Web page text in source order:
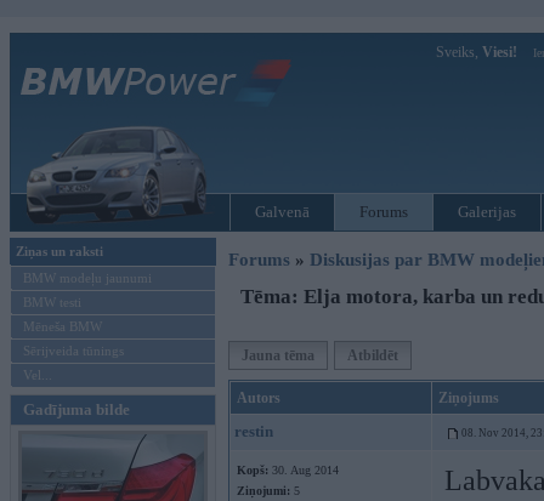
Sveiks, Viesi!
Galvenā Forums Galerijas
Ziņas un raksti
BMW modeļu jaunumi
BMW testi
Mēneša BMW
Sērijveida tūnings
Vel...
Gadījuma bilde
Forums » Diskusijas par BMW
Tēma: Elja motora, karba un
Jauna tēma Atbildēt
Autors Ziņojums
restin 08. Nov 2014,
Kopš: 30. Aug 2014
Ziņojumi: 5